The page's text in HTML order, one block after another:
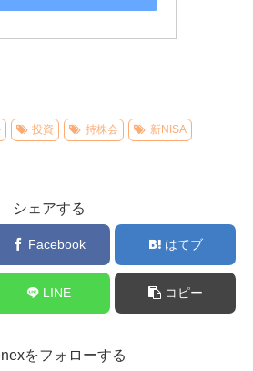
投資 持株会
新NISA
シェアする
Facebook はてブ
LINE コピー
をフォローする